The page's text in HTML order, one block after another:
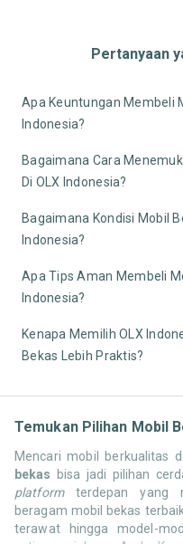
Pertanyaan
Apa Keuntungan Membeli
Indonesia?
Bagaimana Cara
Di OLX Indonesia?
Bagaimana Kondisi Mobil
Indonesia?
Apa Tips Aman Membeli
Indonesia?
Kenapa Memilih OLX
Bekas Lebih Praktis?
Temukan Pilihan Mobil
Mencari mobil berkualitas
bekas bisa jadi pilihan
platformterdepan yang
beragam mobil bekas
terawat hingga model-